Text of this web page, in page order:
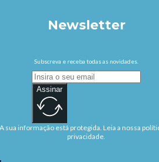
Newsletter
Subscreva e receba todas as novidades.
Assinar
A sua informação está protegida. Leia a nossa
privacidade.